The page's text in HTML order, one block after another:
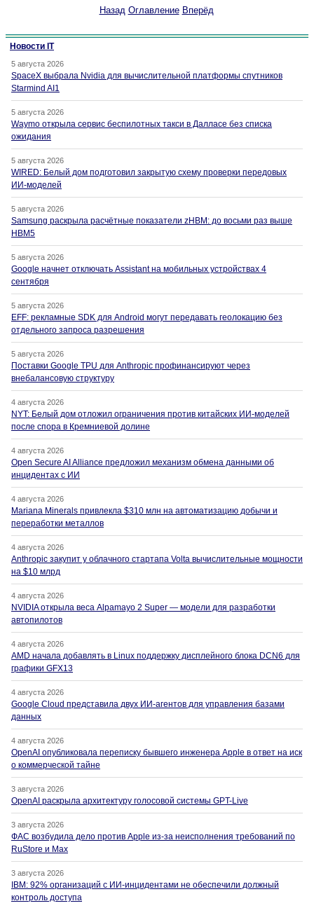
Назад Оглавление Вперёд
Новости IT
5 августа 2026
SpaceX выбрала Nvidia для вычислительной платформы спутников
Starmind AI1
5 августа 2026
Waymo открыла сервис беспилотных такси в Далласе без списка
ожидания
5 августа 2026
WIRED: Белый дом подготовил закрытую схему проверки передовых
ИИ-моделей
5 августа 2026
Samsung раскрыла расчётные показатели zHBM: до восьми раз выше
HBM5
5 августа 2026
Google начнет отключать Assistant на мобильных устройствах 4
сентября
5 августа 2026
EFF: рекламные SDK для Android могут передавать геолокацию без
отдельного запроса разрешения
5 августа 2026
Поставки Google TPU для Anthropic профинансируют через
внебалансовую структуру
4 августа 2026
NYT: Белый дом отложил ограничения против китайских ИИ-моделей
после спора в Кремниевой долине
4 августа 2026
Open Secure AI Alliance предложил механизм обмена данными об
инцидентах с ИИ
4 августа 2026
Mariana Minerals привлекла $310 млн на автоматизацию добычи и
переработки металлов
4 августа 2026
Anthropic закупит у облачного стартапа Volta вычислительные мощности
на $10 млрд
4 августа 2026
NVIDIA открыла веса Alpamayo 2 Super — модели для разработки
автопилотов
4 августа 2026
AMD начала добавлять в Linux поддержку дисплейного блока DCN6 для
графики GFX13
4 августа 2026
Google Cloud представила двух ИИ-агентов для управления базами
данных
4 августа 2026
OpenAI опубликовала переписку бывшего инженера Apple в ответ на иск
о коммерческой тайне
3 августа 2026
OpenAI раскрыла архитектуру голосовой системы GPT-Live
3 августа 2026
ФАС возбудила дело против Apple из-за неисполнения требований по
RuStore и Max
3 августа 2026
IBM: 92% организаций с ИИ-инцидентами не обеспечили должный
контроль доступа